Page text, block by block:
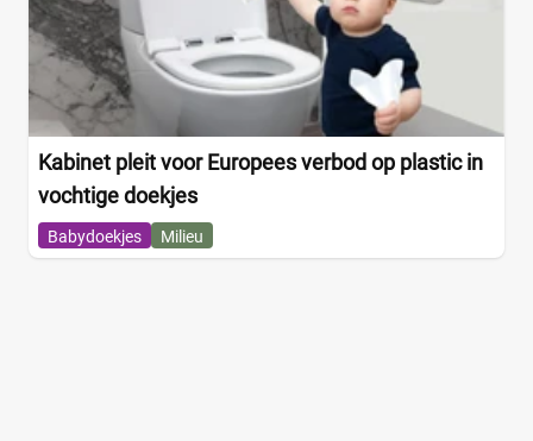
Kabinet pleit voor Europees verbod op plastic in
vochtige doekjes
Babydoekjes Milieu